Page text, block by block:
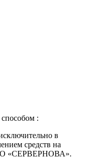
:
в
средств на
«СЕРВЕРНОВА».